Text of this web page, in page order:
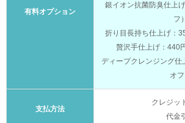
有料オプション
銀イオン抗菌防臭仕上
フ）
折り目長持ち仕上げ：
贅沢手仕上げ：440
ディープクレンジング
オフ
支払方法
クレジッ
代金